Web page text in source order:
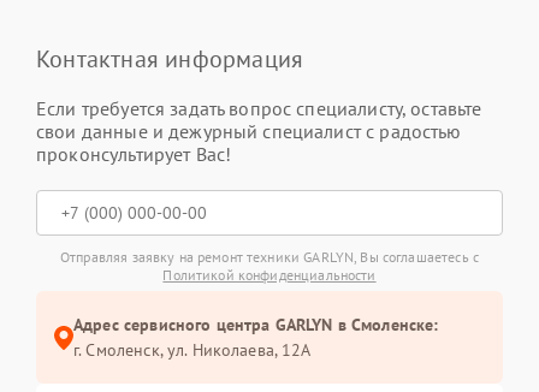
Контактная информация
Если требуется задать вопрос специалисту, оставьте
свои данные и дежурный специалист с радостью
проконсультирует Вас!
Отправляя заявку на ремонт техники GARLYN, Вы соглашаетесь с
Политикой конфиденциальности
Адрес сервисного центра GARLYN в Смоленске:
г. Смоленск, ул. Николаева, 12А